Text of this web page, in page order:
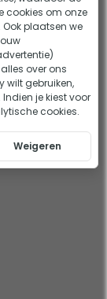
onderdeel van
serie, zoals
met een snoer
ideaal voor
eenvoudig
20 led
tuin?
cookies om onze
Ook plaatsen we
alles over ons
wilt gebruiken,
je kiest voor
cookies.
Weigeren